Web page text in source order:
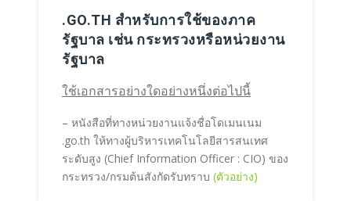
.GO.TH สำหรับการใช้ของภาค
รัฐบาล เช่น กระทรวงหรือหน่วยงาน
รัฐบาล
ใช้เอกสารอย่างใดอย่างหนึ่งต่อไปนี้
– หนังสือที่ทางหน่วยงานแจ้งชื่อโดเมนเนม
.go.th ให้ทางผู้บริหารเทคโนโลยีสารสนเทศ
ระดับสูง (Chief Information Officer : CIO) ของ
กระทรวง/กรมต้นสังกัดรับทราบ (ตัวอย่าง)